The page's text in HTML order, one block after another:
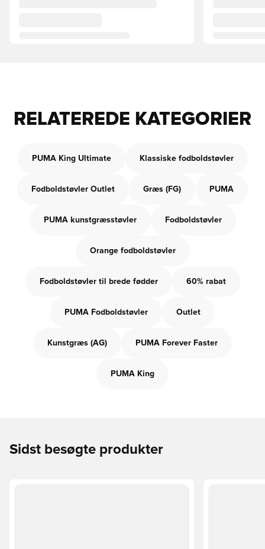
RELATEREDE KATEGORIER
PUMA King Ultimate Klassiske fodboldstøvler
Fodboldstøvler Outlet Græs (FG) PUMA
PUMA kunstgræsstøvler Fodboldstøvler
Orange fodboldstøvler
Fodboldstøvler til brede fødder 60% rabat
PUMA Fodboldstøvler Outlet
Kunstgræs (AG) PUMA Forever Faster
PUMA King
Sidst besøgte produkter